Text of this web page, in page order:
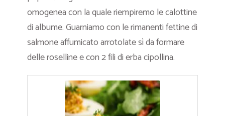
omogenea con la quale riempiremo le calottine
di albume. Guarniamo con le rimanenti fettine di
salmone affumicato arrotolate sì da formare
delle roselline e con 2 fili di erba cipollina.